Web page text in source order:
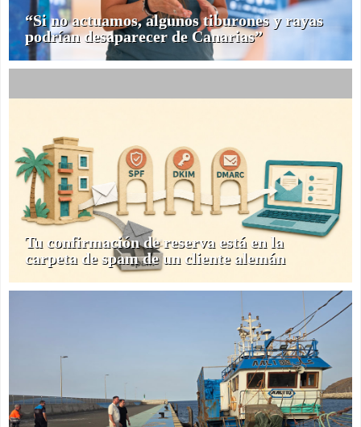
“Si no actuamos, algunos tiburones y rayas
podrían desaparecer de Canarias”
Tu confirmación de reserva está en la
carpeta de spam de un cliente alemán